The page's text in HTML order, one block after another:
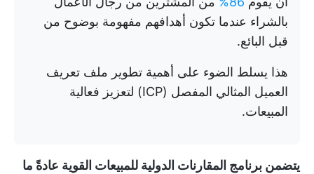
بالشراء عندما تكون أهدافهم مفهومة بوضوح من
قبل البائع.
هذا يسلط الضوء على أهمية تطوير ملف تعريف
العميل المثالي المفصل (ICP) لتعزيز فعالية
المبيعات.
يتضمن برنامج المقارنات الدولية للمبيعات القوية عادةً ما